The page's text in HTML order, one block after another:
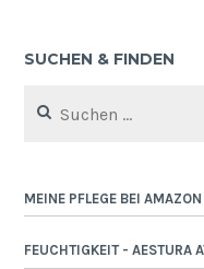
SUCHEN & FINDEN
nach:
MEINE PFLEGE BEI AMAZON
FEUCHTIGKEIT - AESTURA